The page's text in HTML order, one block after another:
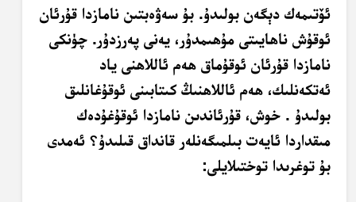
ئۆتىمەك دېگەن بولىدۇ. بۇ سەۋەبتىن نامازدا قۇرئان
ئوقۇش ناھايىتى مۇھىمدۇر، يەنى پەرزدۇر. چۈنكى
نامازدا قۇرئان ئوقۇماق ھەم ئاللاھنى ياد
ئەتكەنلىك، ھەم ئاللاھنىڭ كىتابىنى ئوقۇغانلىق
بولىدۇ . خوش، قۇرئاندىن نامازدا ئوقۇغۇدەك
مىقداردا ئايەت بىلمىگەنلەر قانداق قىلىدۇ؟ ئەمدى
بۇ توغرىدا توختىلايلى: